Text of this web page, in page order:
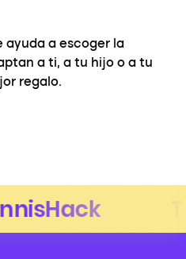
ayuda a escoger la
a ti, a tu hijo o a tu
regalo.